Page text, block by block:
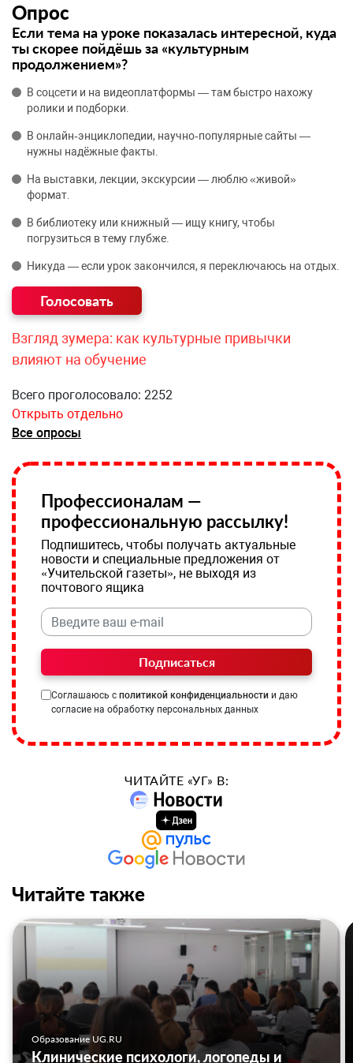
Опрос
Если тема на уроке показалась интересной, куда
ты скорее пойдёшь за «культурным
продолжением»?
В соцсети и на видеоплатформы — там быстро нахожу
ролики и подборки.
В онлайн‑энциклопедии, научно‑популярные сайты —
нужны надёжные факты.
На выставки, лекции, экскурсии — люблю «живой»
формат.
В библиотеку или книжный — ищу книгу, чтобы
погрузиться в тему глубже.
Никуда — если урок закончился, я переключаюсь на отдых.
Взгляд зумера: как культурные привычки
влияют на обучение
Всего проголосовало: 2252
Открыть отдельно
Все опросы
Профессионалам —
профессиональную рассылку!
Подпишитесь, чтобы получать актуальные
новости и специальные предложения от
«Учительской газеты», не выходя из
почтового ящика
Подписаться
Соглашаюсь с политикой конфиденциальности и даю
согласие на обработку персональных данных
ЧИТАЙТЕ «УГ» В:
Читайте также
Образование UG.RU
Клинические психологи, логопеды и